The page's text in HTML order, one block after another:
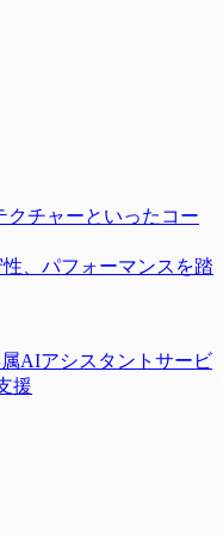
チャーといったコー
、パフォーマンスを踏
属AIアシスタントサービ
援